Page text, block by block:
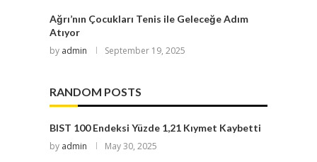
Ağrı’nın Çocukları Tenis ile Geleceğe Adım
Atıyor
by admin September 19, 2025
RANDOM POSTS
BIST 100 Endeksi Yüzde 1,21 Kıymet Kaybetti
by admin May 30, 2025